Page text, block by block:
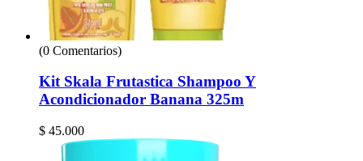
(0 Comentarios)
Kit Skala Frutastica Shampoo Y
Acondicionador Banana 325m
$ 45.000